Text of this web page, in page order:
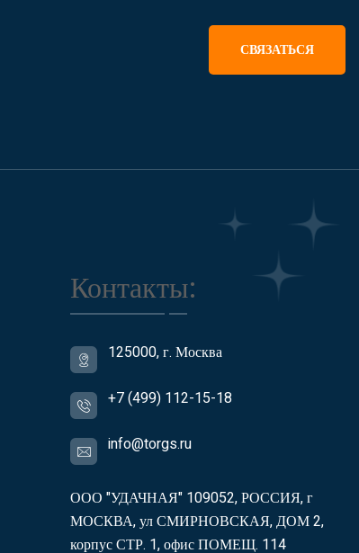
СВЯЗАТЬСЯ
Контакты:
125000, г. Москва
+7 (499) 112-15-18
info@torgs.ru
ООО "УДАЧНАЯ" 109052, РОССИЯ, г
МОСКВА, ул СМИРНОВСКАЯ, ДОМ 2,
корпус СТР. 1, офис ПОМЕЩ. 114